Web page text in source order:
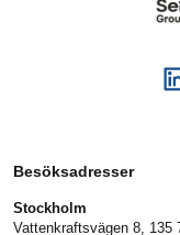
Besöksadresser
Stockholm
Vattenkraftsvägen 8, 135